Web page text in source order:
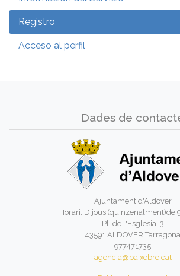
Registro
Acceso al perfil
Dades de
Ajuntament d'Aldover
Horari: Dijous (quinzenalment)de
Pl. de l'Esglesia, 3
43591 ALDOVER Tarragona
977471735
agencia@baixebre.cat